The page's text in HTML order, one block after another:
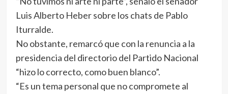
Luis Alberto Heber sobre los chats de Pablo
Iturralde.
No obstante, remarcó que con la renuncia a la
presidencia del directorio del Partido Nacional
“hizo lo correcto, como buen blanco”.
“Es un tema personal que no compromete al